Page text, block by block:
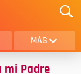
MÁS
AMOR
mi Padre